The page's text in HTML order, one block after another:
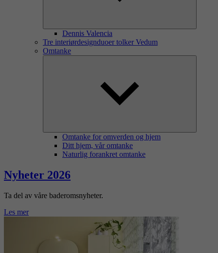
Dennis Valencia
Tre interiørdesignduoer tolker Vedum
Omtanke
Omtanke for omverden og hjem
Ditt hjem, vår omtanke
Naturlig forankret omtanke
Nyheter 2026
Ta del av våre baderomsnyheter.
Les mer